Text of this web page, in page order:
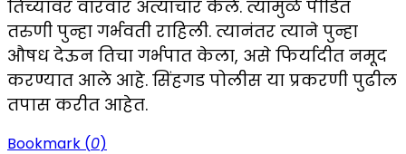
तिच्यावर वारंवार अत्याचार केले. त्यामुळे पीडित
तरुणी पुन्हा गर्भवती राहिली. त्यानंतर त्याने पुन्हा
औषध देऊन तिचा गर्भपात केला, असे फिर्यादीत नमूद
करण्यात आले आहे. सिंहगड पोलीस या प्रकरणी पुढील
तपास करीत आहेत.
Bookmark (0)